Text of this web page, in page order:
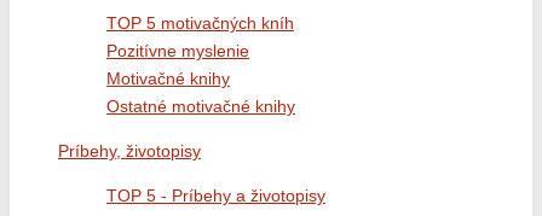
TOP 5 motivačných kníh
Pozitívne myslenie
Motivačné knihy
Ostatné motivačné knihy
Príbehy, životopisy
TOP 5 - Príbehy a životopisy